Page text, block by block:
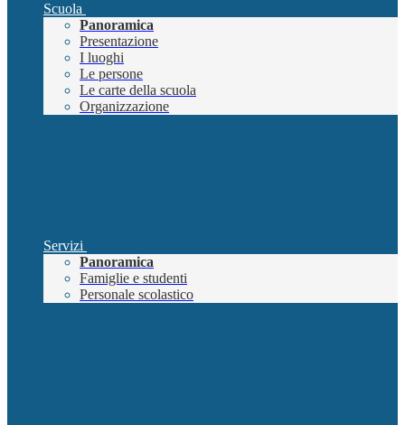
Scuola
Panoramica
Presentazione
I luoghi
Le persone
Le carte della scuola
Organizzazione
Servizi
Panoramica
Famiglie e studenti
Personale scolastico